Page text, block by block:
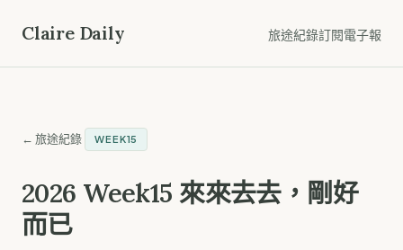
Claire Daily 旅途紀錄訂閱電子報
← 旅途紀錄 WEEK15
2026 Week15 來來去去，剛好
而已